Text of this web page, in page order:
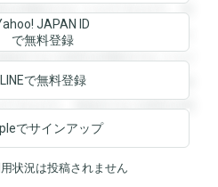
を閲覧することができます。登
ができます。登録すると回答を
録すると回答を閲覧することが
閲覧することができます。登録
できます。登録すると回答を閲
JAPAN ID
で無料登録
LINEで無料登録
でサインアップ
状況は投稿されません